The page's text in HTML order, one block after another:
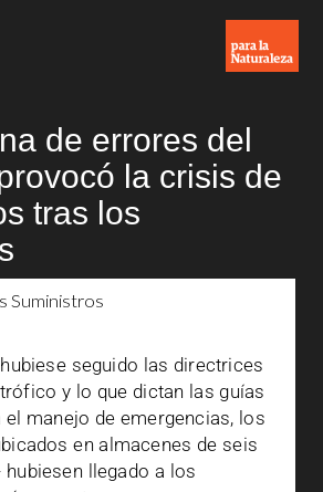
de errores del
la crisis de
tras los
seguido las directrices
y lo que dictan las guías
el manejo de emergencias, los
en almacenes de seis
hubiesen llegado a los